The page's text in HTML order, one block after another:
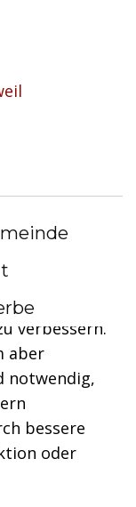
am
erhalten,
ihre
verbessern.
aber
notwendig,
bessere
oder